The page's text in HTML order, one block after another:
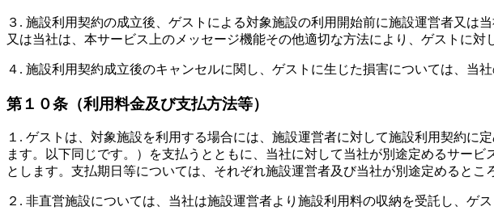
３. 施設利用契約の成立後、ゲストによる対象施設の利用開始前に施設運営者又
又は当社は、本サービス上のメッセージ機能その他適切な方法により、ゲストに対
４. 施設利用契約成立後のキャンセルに関し、ゲストに生じた損害については、当
第１０条（利用料金及び支払方法等）
１. ゲストは、対象施設を利用する場合には、施設運営者に対して施設利用契約
ます。以下同じです。）を支払うとともに、当社に対して当社が別途定めるサー
とします。支払期日等については、それぞれ施設運営者及び当社が別途定めるとこ
２. 非直営施設については、当社は施設運営者より施設利用料の収納を受託し、ゲ